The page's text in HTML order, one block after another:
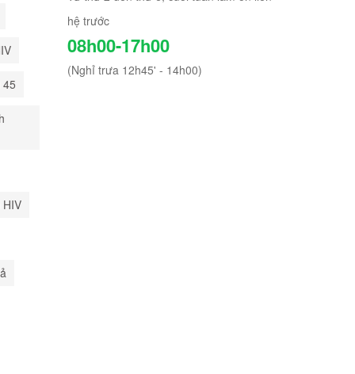
hệ trước
08h00-17h00
(Nghỉ trưa 12h45' - 14h00)